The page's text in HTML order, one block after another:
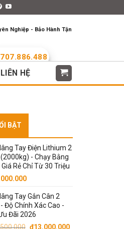
Nghiệp - Bảo Hành Tận
LIÊN HỆ
BẬT
Tay Điện Lithium 2
- Chạy Bằng
Rẻ Chỉ Từ 30 Triệu
Tay Gắn Cân 2
Độ Chính Xác Cao -
Đãi 2026
Giá
₫13.000.000Giá